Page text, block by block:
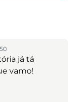
já tá
vamo!